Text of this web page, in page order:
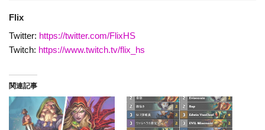
Flix
Twitter: https://twitter.com/FlixHS
Twitch: https://www.twitch.tv/flix_hs
関連記事